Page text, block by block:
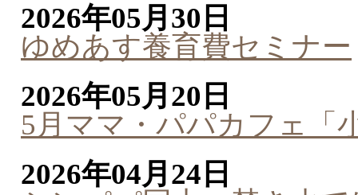
2026年05月30日
ゆめあす養育費セミナー
2026年05月20日
5月ママ・パパカフェ「
2026年04月24日